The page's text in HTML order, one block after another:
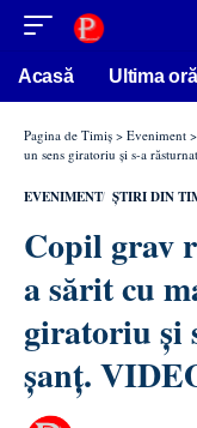
conținut
Acasă Ultima oră
Pagina de Timiș > Eveniment >
un sens giratoriu și s-a
EVENIMENT ȘTIRI DIN
Copil grav
a sărit cu
giratoriu și
șanț.